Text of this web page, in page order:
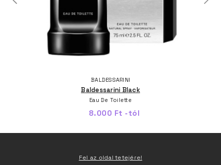
BALDESSARINI
Baldessarini Black
Eau De Toilette
8.000 Ft -tól
Fel az oldal tetejére!